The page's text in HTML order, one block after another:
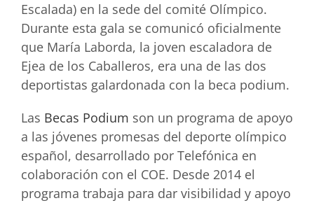
Escalada) en la sede del comité Olímpico.
Durante esta gala se comunicó oficialmente
que María Laborda, la joven escaladora de
Ejea de los Caballeros, era una de las dos
deportistas galardonada con la beca podium.
Las Becas Podium son un programa de apoyo
a las jóvenes promesas del deporte olímpico
español, desarrollado por Telefónica en
colaboración con el COE. Desde 2014 el
programa trabaja para dar visibilidad y apoyo